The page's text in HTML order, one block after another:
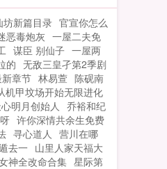
坊新篇目录 官宣你怎么
恶毒炮灰 一屋二夫免
谋臣 别仙子 一屋两
的 无敌三皇孑第2季剧
章节 林易萱 陈砚南
机甲坟场开始无限进化
明月创始人
乔裕和纪
许你深情共余生免费
寻心道人 营川在哪
去一 山里人家天福大
神全改命合集 星际第